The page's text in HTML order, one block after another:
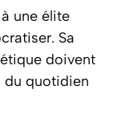
une élite
Sa
doivent
du quotidien